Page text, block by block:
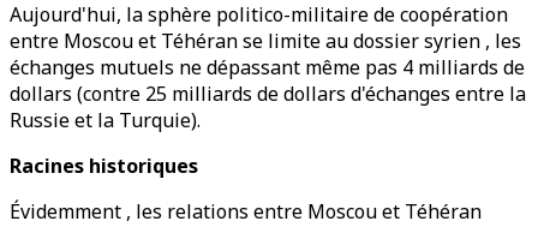
Aujourd'hui, la sphère politico-militaire de coopération
entre Moscou et Téhéran se limite au dossier syrien , les
échanges mutuels ne dépassant même pas 4 milliards de
dollars (contre 25 milliards de dollars d'échanges entre la
Russie et la Turquie).
Racines historiques
Évidemment , les relations entre Moscou et Téhéran